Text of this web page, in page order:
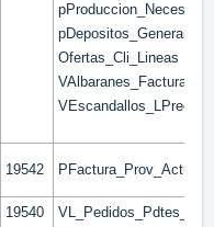
Ofertas_Cli_Lineas
19542
19540